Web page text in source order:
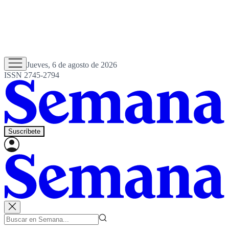
Jueves, 6 de agosto de 2026
ISSN 2745-2794
Suscríbete